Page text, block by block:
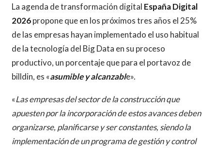
La agenda de transformación digital España Digital
2026propone que en los próximos tres años el 25%
de las empresas hayan implementado el uso habitual
de la tecnología del Big Data en su proceso
productivo, un porcentaje que para el portavoz de
billdin, es «asumible y alcanzable».
«Las empresas del sector de la construcción que
apuesten por la incorporación de estos avances deben
organizarse, planificarse y ser constantes, siendo la
implementación de un programa de gestión y control